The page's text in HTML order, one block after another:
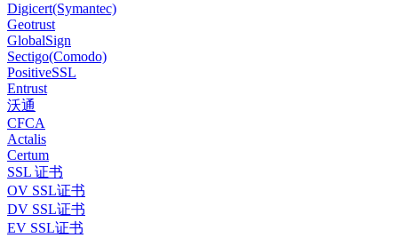
Digicert(Symantec)
Geotrust
GlobalSign
Sectigo(Comodo)
PositiveSSL
Entrust
沃通
CFCA
Actalis
Certum
SSL 证书
OV SSL证书
DV SSL证书
EV SSL证书